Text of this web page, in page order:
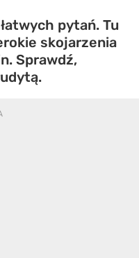
pytań. Tu
skojarzenia
Sprawdź,